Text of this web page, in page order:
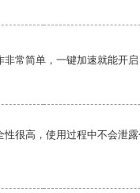
常简单，一键加速就能开启
性很高，使用过程中不会泄